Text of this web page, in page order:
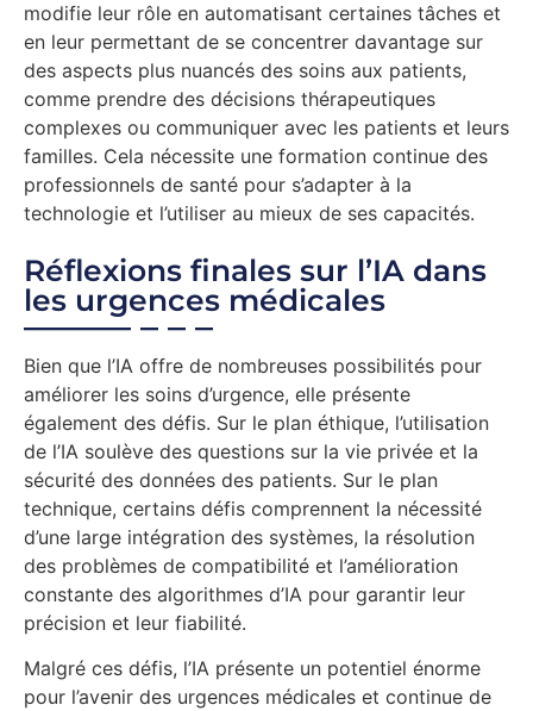
modifie leur rôle en automatisant certaines tâches et
en leur permettant de se concentrer davantage sur
des aspects plus nuancés des soins aux patients,
comme prendre des décisions thérapeutiques
complexes ou communiquer avec les patients et leurs
familles. Cela nécessite une formation continue des
professionnels de santé pour s’adapter à la
technologie et l’utiliser au mieux de ses capacités.
Réflexions finales sur l’IA dans
les urgences médicales
Bien que l’IA offre de nombreuses possibilités pour
améliorer les soins d’urgence, elle présente
également des défis. Sur le plan éthique, l’utilisation
de l’IA soulève des questions sur la vie privée et la
sécurité des données des patients. Sur le plan
technique, certains défis comprennent la nécessité
d’une large intégration des systèmes, la résolution
des problèmes de compatibilité et l’amélioration
constante des algorithmes d’IA pour garantir leur
précision et leur fiabilité.
Malgré ces défis, l’IA présente un potentiel énorme
pour l’avenir des urgences médicales et continue de